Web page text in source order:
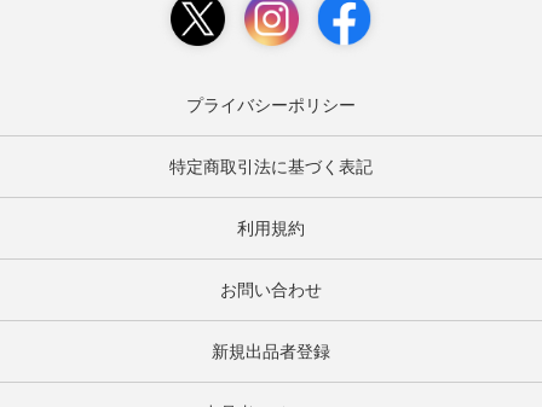
プライバシーポリシー
特定商取引法に基づく表記
利用規約
お問い合わせ
新規出品者登録